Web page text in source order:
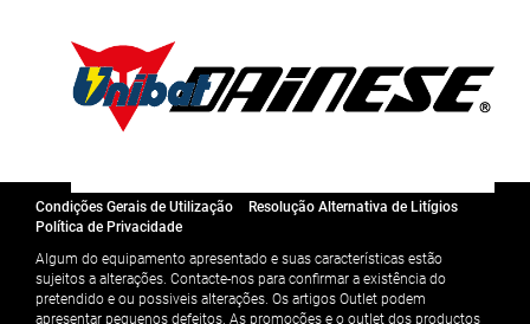
Condições Gerais de Utilização
Resolução Alternativa de Litígios
Política de Privacidade
Algum do equipamento apresentado e suas características estão
sujeitos a alterações. Contacte-nos para confirmar a existência do
pretendido e ou possiveis alterações. Os artigos Outlet podem
apresentar pequenos defeitos. As promoções e o outlet dos productos